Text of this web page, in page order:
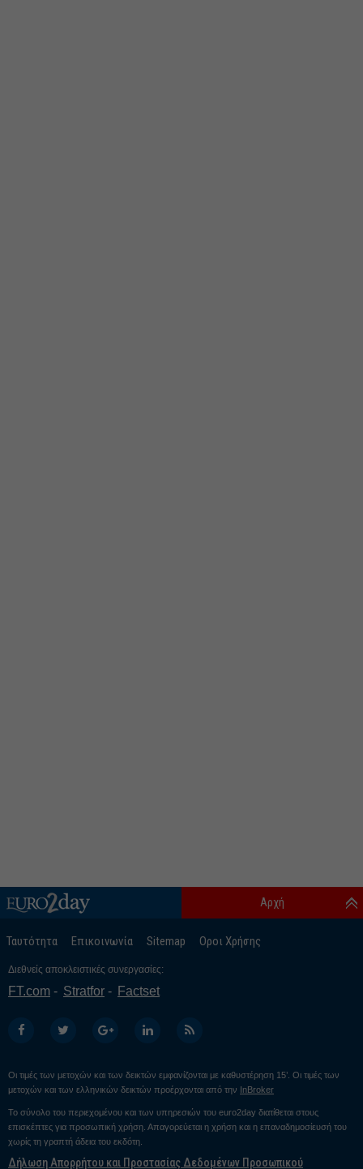
Ταυτότητα Επικοινωνία Sitemap Οροι Χρήσης
Αρχή
Διεθνείς αποκλειστικές συνεργασίες:
FT.com Stratfor Factset
Οι τιμές των μετοχών και των δεικτών εμφανίζονται με καθυστέρηση 15’. Οι τιμές των
μετοχών και των ελληνικών δεικτών προέρχονται από την InBroker
Το σύνολο του περιεχομένου και των υπηρεσιών του euro2day διατίθεται στους
επισκέπτες για προσωπική χρήση. Απαγορεύεται η χρήση και η επαναδημοσίευσή του
χωρίς τη γραπτή άδεια του εκδότη.
Δήλωση Απορρήτου και Προστασίας Δεδομένων Προσωπικού